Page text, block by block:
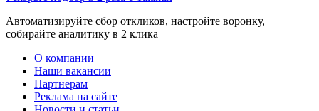
Автоматизируйте сбор откликов, настройте воронку,
собирайте аналитику в 2 клика
О компании
Наши вакансии
Партнерам
Реклама на сайте